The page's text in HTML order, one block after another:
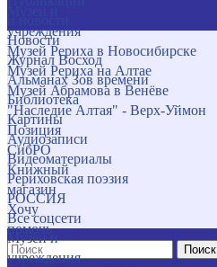
учреждения
Музей Рериха в Новосибирске
Музей Рериха на Алтае
Музей Абрамова в Венёве
"Наследие Алтая" - Верх-Уймон
Позиция
СибРО
Книжный
магазин
Хочу
помочь
Поиск
Новости
Журнал Восход
Альманах Зов времени
Библиотека
Картины
Аудиозаписи
Видеоматериалы
Рериховская поэзия
РОССИЯ
Все соцсети
Музеи и
учреждения